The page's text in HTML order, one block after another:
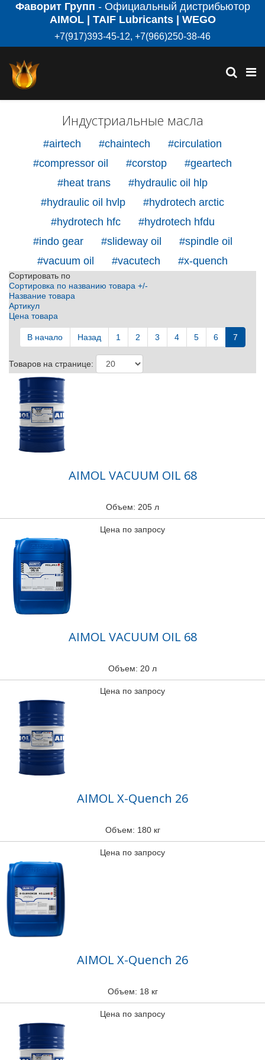
Фаворит Групп - Официальный дистрибьютор
AIMOL | TAIF Lubricants | WEGO
+7(917)393-45-12, +7(966)250-38-46
Индустриальные масла
#airtech #chaintech
#circulation
#compressor oil
#corstop
#geartech
#heat trans
#hydraulic oil hlp
#hydraulic oil hvlp
#hydrotech arctic
#hydrotech hfc
#hydrotech hfdu
#indo gear
#slideway oil
#spindle oil
#vacuum oil
#vacutech #x-quench
Сортировать по
Сортировка по названию товара +/-
Название товара
Артикул
Цена товара
В начало Назад 1 2 3 4 5 6 7
Товаров на странице:
AIMOL VACUUM OIL 68
Объем: 205 л
Цена по запросу
AIMOL VACUUM OIL 68
Объем: 20 л
Цена по запросу
AIMOL X-Quench 26
Объем: 180 кг
Цена по запросу
AIMOL X-Quench 26
Объем: 18 кг
Цена по запросу